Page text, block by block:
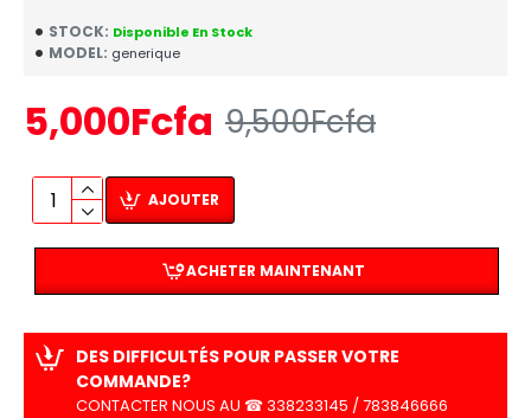
STOCK: Disponible En Stock
MODEL: generique
5,000Fcfa 9,500Fcfa
AJOUTER
ACHETER MAINTENANT
DES DIFFICULTÉS POUR PASSER VOTRE
COMMANDE?
CONTACTER NOUS AU ☎ 338233145 / 783846666